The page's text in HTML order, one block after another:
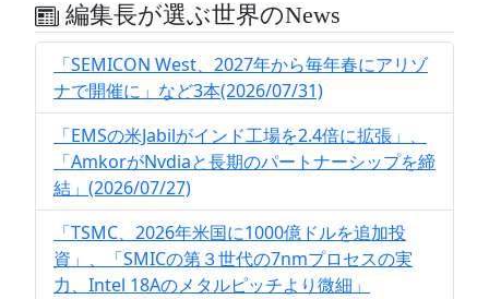
編集長が選ぶ世界のNews
「SEMICON West、2027年から毎年春にアリゾ
ナで開催に」など3本(2026/07/31)
「EMSの米Jabilがインド工場を2.4倍に拡張」、
「AmkorがNvdiaと長期のパートナーシップを締
結」(2026/07/27)
「TSMC、2026年米国に1000億ドルを追加投
資」、「SMICの第３世代の7nmプロセスの実
力、Intel 18Aのメタルピッチより微細」